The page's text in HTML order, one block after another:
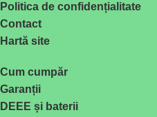
Politica de confidențialitate
Contact
Hartă site
Cum cumpăr
Garanții
DEEE și baterii